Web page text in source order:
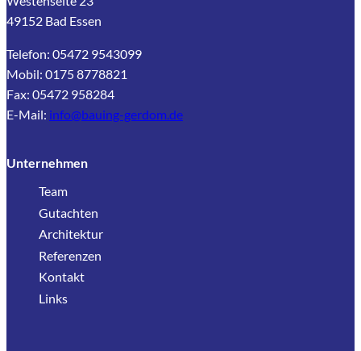
49152 Bad Essen
Telefon: 05472 9543099
Mobil: 0175 8778821
Fax: 05472 958284
E-Mail: info@bauing-gerdom.de
Unternehmen
Team
Gutachten
Architektur
Referenzen
Kontakt
Links